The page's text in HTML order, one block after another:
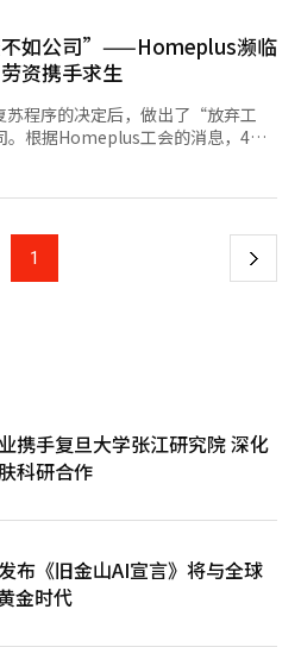
唯一能够提供紧急运营资金的主体
러스已出售其超市业务部门홈플러
家大型超市中，37家门店暂时停
如果运营中的
复苏程序。홈플러스强调：“零售
恢复正常。如果剩余的67家门店全
变得困难，最终可能转向清算程
售尾款到账之前，确保运营资金的
在复苏程序结束前提供用于结构调整
士透露，梅里茨金融在考虑提供桥
플러스请求了一些履行担保，但未
能性。尤其是如果追加贷款导致不良
题，因此要求MBK伙伴提供连带担
接受，谈判未见进展。※ 本报道经
辑。
不如公司”——Homeplus濒临
资携手求生
程序的决定后，做出了“放弃工
根据Homeplus工会的消息，4月
工会成员决定放弃工资，将所有
失败和流动性危机的严峻现实。工
法院将Homeplus复苏计划批准期
恢复零售现场的动力。尽管工会做
仍持谨慎态度。自去年申请复苏以
调整，但消费模式的变化和强劲竞
复正常营业面临诸多挑战。尤其是
下，工会的决定能否真正促进商品
素。市场专家表示：“工会决议放
望的象征性行为。”他们分析称，
过桥接贷款等实际流动性支持来点
此同时，李在明总统在劳动节纪念
系统”在Homeplus现场受到了考
商“相信员工并提供商品”。他们的
新崛起的真正基础，备受关注。※
译与编辑。
1 下
携手复旦大学张江研究院 深化
科研合作
布《旧金山AI宣言》将与全球
金时代